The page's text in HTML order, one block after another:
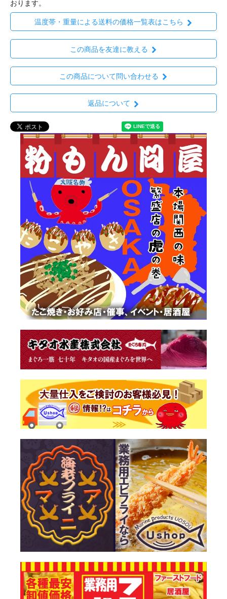
おります。
温度帯・重量による送料の価格一覧表はこちら
この商品を友達に教える
この商品について問い合わせる
返品について